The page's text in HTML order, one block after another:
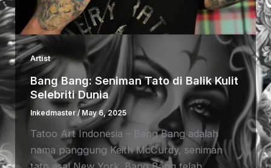
Artist
Bang Bang: Seniman Tato di Balik Kulit
Selebriti Dunia
Inkedmaster /May 6, 2025
Tatoo Art Indonesia – Bang Bang adalah
nama panggung Keith McCurdy, seniman